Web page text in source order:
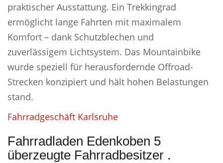
praktischer Ausstattung. Ein Trekkingrad
ermöglicht lange Fahrten mit maximalem
Komfort – dank Schutzblechen und
zuverlässigem Lichtsystem. Das Mountainbike
wurde speziell für herausfordernde Offroad-
Strecken konzipiert und hält hohen Belastungen
stand.
Fahrradgeschäft Karlsruhe
Fahrradladen Edenkoben 5
überzeugte Fahrradbesitzer .